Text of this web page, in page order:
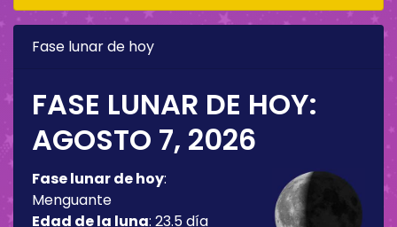
Fase lunar de hoy
FASE LUNAR DE HOY:
AGOSTO 7, 2026
Fase lunar de hoy:
Menguante
Edad de la luna: 23.5 día